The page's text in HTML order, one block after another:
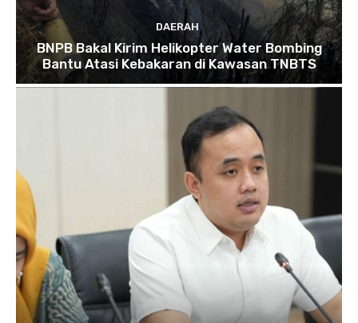
DAERAH
BNPB Bakal Kirim Helikopter Water Bombing
Bantu Atasi Kebakaran di Kawasan TNBTS